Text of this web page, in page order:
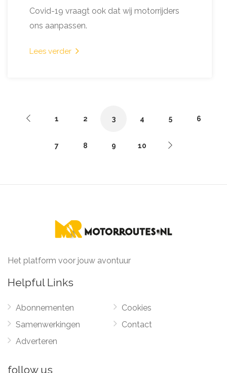
Covid-19 vraagt ook dat wij motorrijders
ons aanpassen.
Lees verder
1 2 3 4 5 6
7 8 9 10
Het platform voor jouw avontuur
Helpful Links
Abonnementen
Samenwerkingen
Adverteren
Cookies
Contact
follow us